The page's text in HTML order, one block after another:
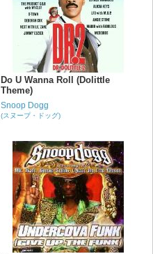
Do U Wanna Roll (Dolittle
Theme)
Snoop Dogg
(スヌープ・ドッグ)